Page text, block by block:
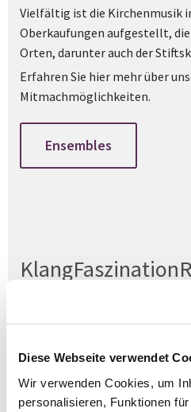
Diese Webseite verwendet
Wir verwenden Cookies, um
personalisieren, Funktionen
Vielfältig ist die Kirchenmusik
Oberkaufungen aufgestellt,
Orten, darunter auch der
Erfahren Sie hier mehr über
Mitmachmöglichkeiten.
Ensembles
Erfahren Sie mehr über die
geweihten Stiftskirche
Auch